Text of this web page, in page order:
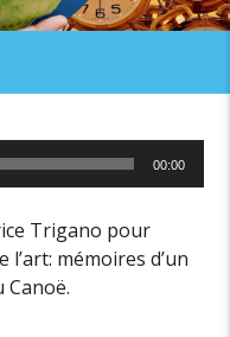
00:00
Trigano pour
mémoires d’un